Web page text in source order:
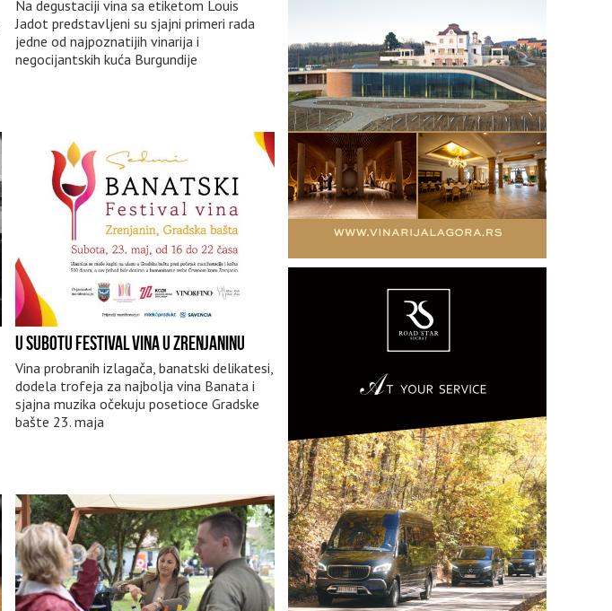
Na degustaciji vina sa etiketom Louis
Jadot predstavljeni su sjajni primeri rada
jedne od najpoznatijih vinarija i
negocijantskih kuća Burgundije
U SUBOTU FESTIVAL VINA U ZRENJANINU
Vina probranih izlagača, banatski delikatesi,
dodela trofeja za najbolja vina Banata i
sjajna muzika očekuju posetioce Gradske
bašte 23. maja